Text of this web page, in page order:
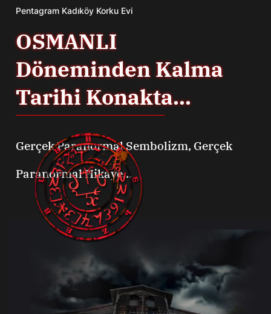
Pentagram Kadıköy Korku Evi
OSMANLI
Döneminden Kalma
Tarihi Konakta...
Gerçek Paranormal Sembolizm, Gerçek
Paranormal Hikaye...